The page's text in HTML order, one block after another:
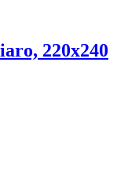
220x240